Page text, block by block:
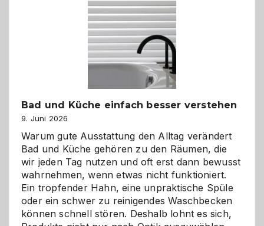
Bad und Küche einfach besser verstehen
9. Juni 2026
Warum gute Ausstattung den Alltag verändert
Bad und Küche gehören zu den Räumen, die
wir jeden Tag nutzen und oft erst dann bewusst
wahrnehmen, wenn etwas nicht funktioniert.
Ein tropfender Hahn, eine unpraktische Spüle
oder ein schwer zu reinigendes Waschbecken
können schnell stören. Deshalb lohnt es sich,